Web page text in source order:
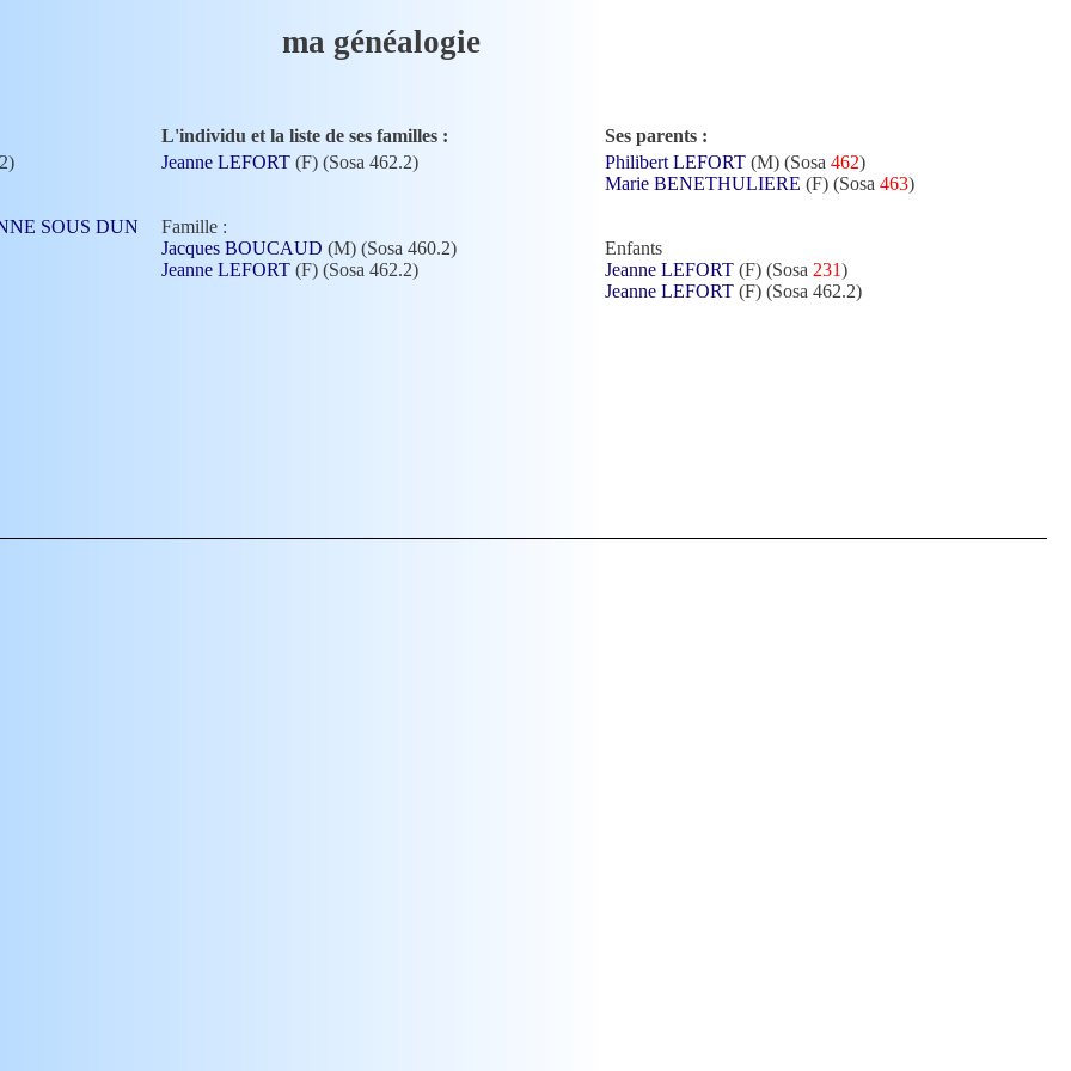
ma généalogie
L'individu et la liste de ses familles :
Ses parents :
SOUS DUN
Jeanne LEFORT (F) (Sosa 462.2)
Famille :
Jacques BOUCAUD (M) (Sosa 460.2)
Jeanne LEFORT (F) (Sosa 462.2)
Philibert LEFORT (M) (Sosa 462)
Marie BENETHULIERE (F) (Sosa 463)
Enfants
Jeanne LEFORT (F) (Sosa 231)
Jeanne LEFORT (F) (Sosa 462.2)